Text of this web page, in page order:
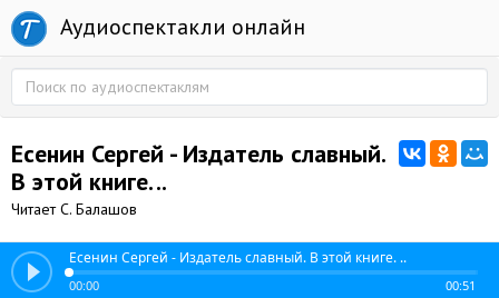
Аудиоспектакли онлайн
Есенин Сергей - Издатель славный.
В этой книге. ..
Читает С. Балашов
Есенин Сергей - Издатель славный. В этой книге. ..
00:00 00:51